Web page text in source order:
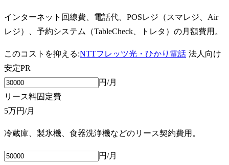
インターネット回線費、電話代、POSレジ（スマレジ、Air
レジ）、予約システム（TableCheck、トレタ）の月額費用。
このコストを抑える:NTTフレッツ光・ひかり電話 法人向け
安定PR
円/月
リース料固定費
5万円/月
冷蔵庫、製氷機、食器洗浄機などのリース契約費用。
円/月